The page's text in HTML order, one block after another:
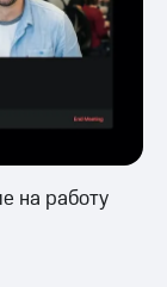
на работу